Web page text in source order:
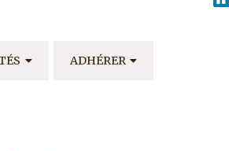
ADHÉRER